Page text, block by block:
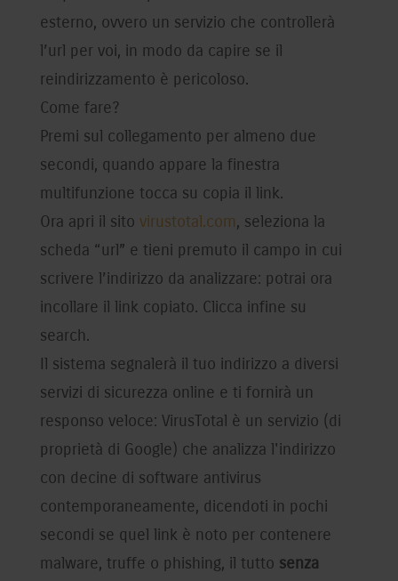
esterno, ovvero un servizio che controllerà
l’url per voi, in modo da capire se il
reindirizzamento è pericoloso.
Come fare?
Premi sul collegamento per almeno due
secondi, quando appare la finestra
multifunzione tocca su copia il link.
Ora apri il sito virustotal.com, seleziona la
scheda “url” e tieni premuto il campo in cui
scrivere l’indirizzo da analizzare: potrai ora
incollare il link copiato. Clicca infine su
search.
Il sistema segnalerà il tuo indirizzo a diversi
servizi di sicurezza online e ti fornirà un
responso veloce: VirusTotal è un servizio (di
proprietà di Google) che analizza l'indirizzo
con decine di software antivirus
contemporaneamente, dicendoti in pochi
secondi se quel link è noto per contenere
malware, truffe o phishing, il tutto senza